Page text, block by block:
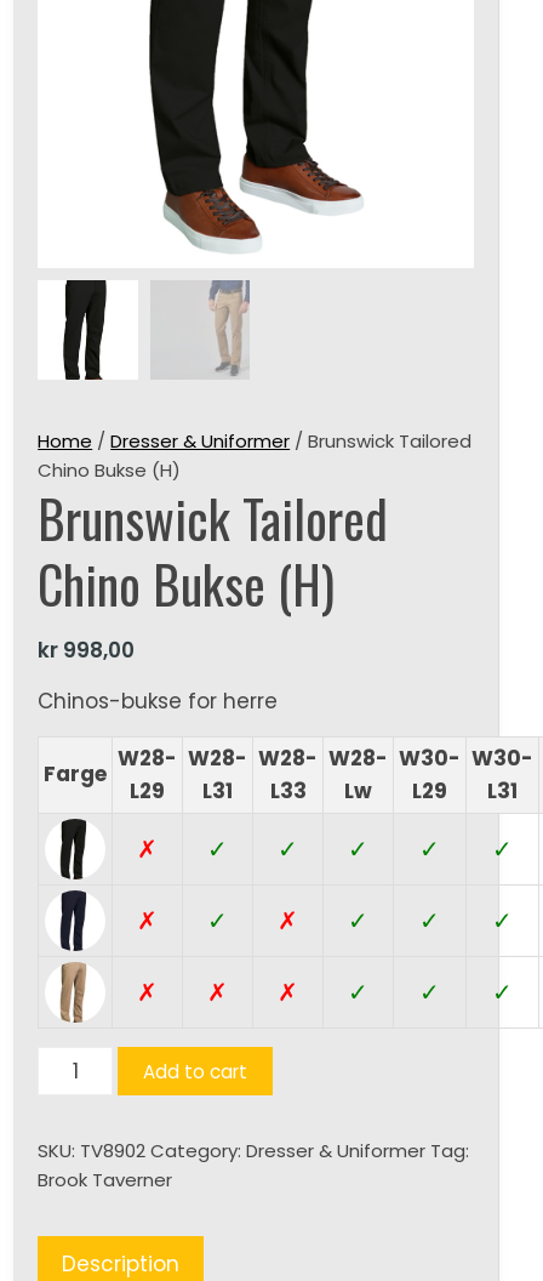
Home /Dresser & Uniformer / Brunswick Tailored
Chino Bukse (H)
Brunswick Tailored
Chino Bukse (H)
kr 998,00
Chinos-bukse for herre
Farge
W28-
L29
W28-
L31
W28-
L33
W28-
Lw
W30-
L29
W30-
L31
✗ ✓ ✓ ✓ ✓ ✓
✗ ✓ ✗ ✓ ✓ ✓
✗ ✗ ✗ ✓ ✓ ✓
Brunswick
Tailored
Bukse
(H)
Add to cart
SKU: TV8902 Category:Dresser & Uniformer Tag:
Brook Taverner
Description